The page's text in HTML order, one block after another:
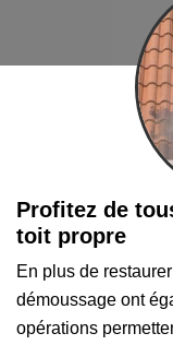
Profitez de
toit propre
En plus de
démoussage ont
opérations